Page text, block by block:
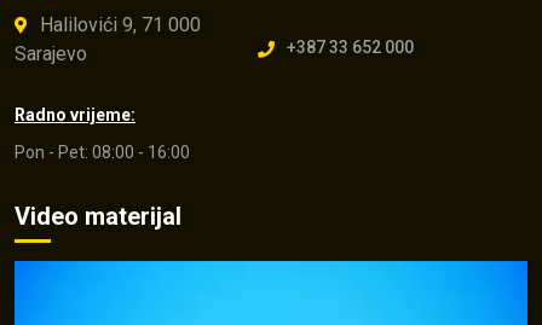
Halilovići 9, 71 000
Sarajevo
+387 33 652 000
Radno vrijeme:
Pon - Pet: 08:00 - 16:00
Video materijal